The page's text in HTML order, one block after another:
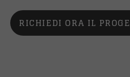
RICHIEDI ORA IL